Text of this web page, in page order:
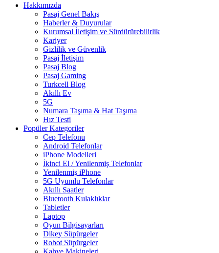
Hakkımızda
Pasaj Genel Bakış
Haberler & Duyurular
Kurumsal İletişim ve Sürdürürebilirlik
Kariyer
Gizlilik ve Güvenlik
Pasaj İletişim
Pasaj Blog
Pasaj Gaming
Turkcell Blog
Akıllı Ev
5G
Numara Taşıma & Hat Taşıma
Hız Testi
Popüler Kategoriler
Cep Telefonu
Android Telefonlar
iPhone Modelleri
İkinci El / Yenilenmiş Telefonlar
Yenilenmiş iPhone
5G Uyumlu Telefonlar
Akıllı Saatler
Bluetooth Kulaklıklar
Tabletler
Laptop
Oyun Bilgisayarları
Dikey Süpürgeler
Robot Süpürgeler
Kahve Makineleri